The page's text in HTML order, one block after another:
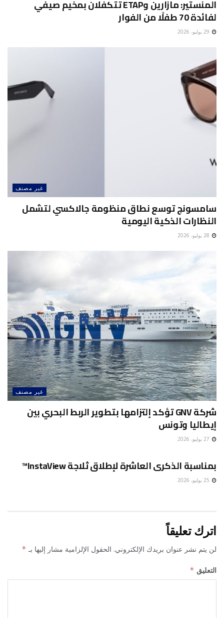
المنستير: مازارين وETAP تتكفلان بمخيم صيفي
لفائدة 70 طفلًا من الفوار
غير مصنف
سامسونج توسع نطاق منظومة جالاكسي لتشمل
النظارات الذكية اليومية
غير مصنف
شركة GNV تؤكد إلتزامها بتطوير الربط البحري بين
إيطاليا وتونس
بمناسبة الذكرى العاشرة لإطلاق ثلاجة InstaView™
اترك تعليقاً
لن يتم نشر عنوان بريدك الإلكتروني. الحقول الإلزامية مشار إليها بـ *
التعليق *